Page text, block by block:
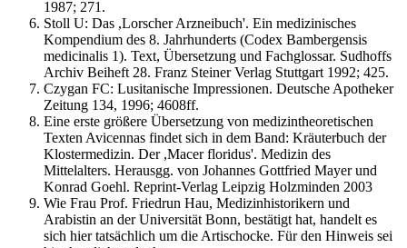
1987; 271.
Stoll U: Das ,Lorscher Arzneibuch'. Ein medizinisches
Kompendium des 8. Jahrhunderts (Codex Bambergensis
medicinalis 1). Text, Übersetzung und Fachglossar. Sudhoffs
Archiv Beiheft 28. Franz Steiner Verlag Stuttgart 1992; 425.
Czygan FC: Lusitanische Impressionen. Deutsche Apotheker
Zeitung 134, 1996; 4608ff.
Eine erste größere Übersetzung von medizintheoretischen
Texten Avicennas findet sich in dem Band: Kräuterbuch der
Klostermedizin. Der ,Macer floridus'. Medizin des
Mittelalters. Herausgg. von Johannes Gottfried Mayer und
Konrad Goehl. Reprint-Verlag Leipzig Holzminden 2003
Wie Frau Prof. Friedrun Hau, Medizinhistorikern und
Arabistin an der Universität Bonn, bestätigt hat, handelt es
sich hier tatsächlich um die Artischocke. Für den Hinweis sei